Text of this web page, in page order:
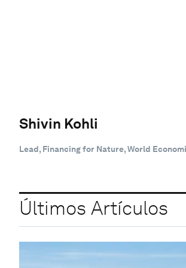
Shivin Kohli
Lead, Financing for Nature, World
Últimos Artículos